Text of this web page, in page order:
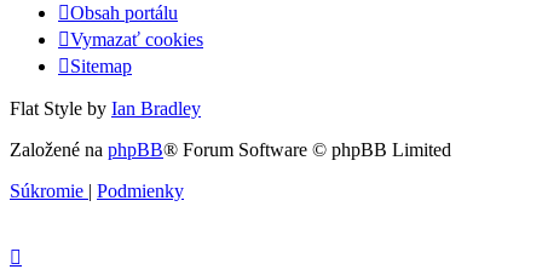
Obsah portálu
Vymazať cookies
Sitemap
Flat Style by Ian Bradley
Založené na phpBB® Forum Software © phpBB Limited
Súkromie
Podmienky